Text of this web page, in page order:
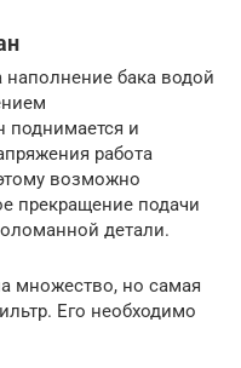
бака водой
поднимается и
работа
возможно
прекращение подачи
детали.
множество, но самая
Его необходимо